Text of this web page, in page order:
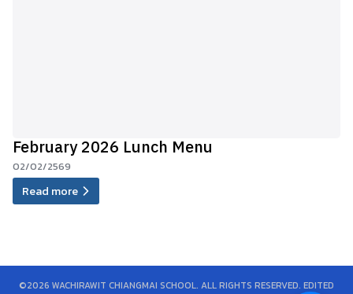
February 2026 Lunch Menu
02/02/2569
Read more
©2026 WACHIRAWIT CHIANGMAI SCHOOL. ALL RIGHTS RESERVED. EDITED